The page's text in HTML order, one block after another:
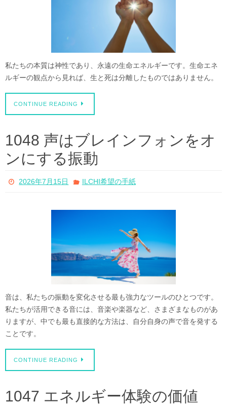
私たちの本質は神性であり、永遠の生命エネルギーです。生命エネ
ルギーの観点から見れば、生と死は分離したものではありません。
CONTINUE READING
1048 声はブレインフォンをオ
ンにする振動
2026年7月15日 ILCHI希望の手紙
音は、私たちの振動を変化させる最も強力なツールのひとつです。
私たちが活用できる音には、音楽や楽器など、さまざまなものがあ
りますが、中でも最も直接的な方法は、自分自身の声で音を発する
ことです。
CONTINUE READING
1047 エネルギー体験の価値